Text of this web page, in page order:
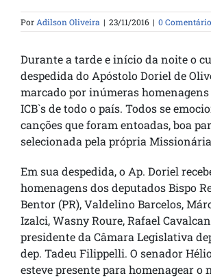
Por Adilson Oliveira | 23/11/2016 | 0
Durante a tarde e início da noite o
despedida do Apóstolo Doriel de
marcado por inúmeras
ICB`s de todo o país. Todos se
canções que foram entoadas, boa
selecionada pela própria
Em sua despedida, o Ap. Doriel
homenagens dos deputados Bispo
Bentor (PR), Valdelino Barcelos,
Izalci, Wasny Roure, Rafael
presidente da Câmara Legislativa
dep. Tadeu Filippelli. O senador
esteve presente para homenagear o